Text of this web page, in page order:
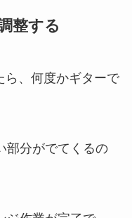
整する
ら、何度かギターで
部分がでてくるの